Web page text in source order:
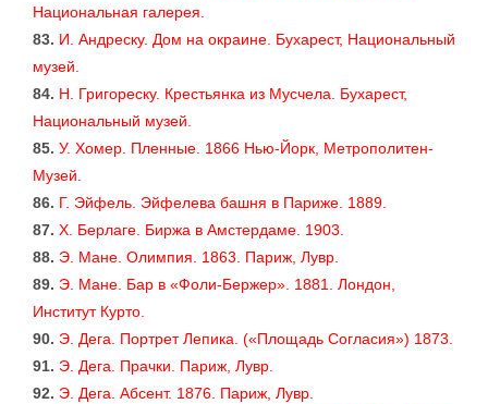
Национальная галерея.
83. И. Андреску. Дом на окраине. Бухарест, Национальный
музей.
84. Н. Григореску. Крестьянка из Мусчела. Бухарест,
Национальный музей.
85. У. Хомер. Пленные. 1866 Нью-Йорк, Метрополитен-
Музей.
86. Г. Эйфель. Эйфелева башня в Париже. 1889.
87. X. Берлаге. Биржа в Амстердаме. 1903.
88. Э. Мане. Олимпия. 1863. Париж, Лувр.
89. Э. Мане. Бар в «Фоли-Бержер». 1881. Лондон,
Институт Курто.
90. Э. Дега. Портрет Лепика. («Площадь Согласия») 1873.
91. Э. Дега. Прачки. Париж, Лувр.
92. Э. Дега. Абсент. 1876. Париж, Лувр.